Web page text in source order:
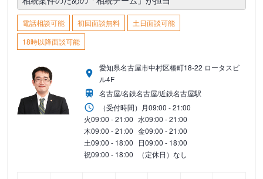
電話相談可能 初回面談無料
土日面談可能
18時以降面談可能
愛知県名古屋市中村区椿町18-22 ロータスビ
ル4F
名古屋/名鉄名古屋/近鉄名古屋駅
（受付時間） 月09:00 - 21:00
火09:00 - 21:00 水09:00 - 21:00
木09:00 - 21:00 金09:00 - 21:00
土09:00 - 18:00 日09:00 - 18:00
祝09:00 - 18:00 （定休日）なし